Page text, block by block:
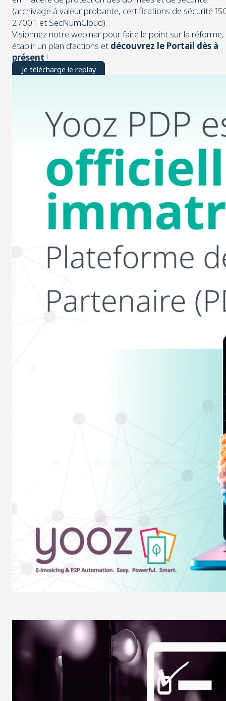
(archivage à valeur probante, certifications de sécurité
27001 et SecNumCloud).
Visionnez notre webinar pour faire le point sur la réforme,
établir un plan d’actions et découvrez le Portail dès à
présent !
Je télécharge le replay